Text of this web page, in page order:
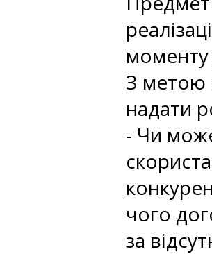
моменту
З метою
надати
- Чи
чого
за